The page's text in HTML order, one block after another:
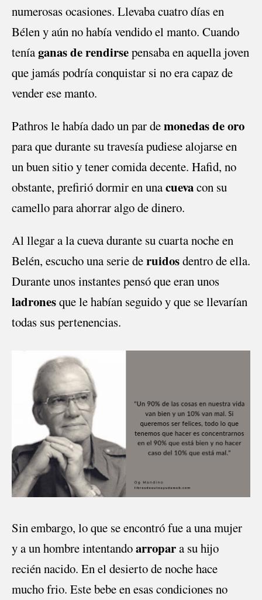
numerosas ocasiones. Llevaba cuatro días en
Bélen y aún no había vendido el manto. Cuando
teníaganas de rendirsepensaba en aquella joven
que jamás podría conquistar si no era capaz de
vender ese manto.
Pathros le había dado un par demonedas de oro
para que durante su travesía pudiese alojarse en
un buen sitio y tener comida decente. Hafid, no
obstante, prefirió dormir en unacuevacon su
camello para ahorrar algo de dinero.
Al llegar a la cueva durante su cuarta noche en
Belén, escucho una serie deruidosdentro de ella.
Durante unos instantes pensó que eran unos
ladronesque le habían seguido y que se llevarían
todas sus pertenencias.
Sin embargo, lo que se encontró fue a una mujer
y a un hombre intentandoarropara su hijo
recién nacido. En el desierto de noche hace
mucho frio. Este bebe en esas condiciones no